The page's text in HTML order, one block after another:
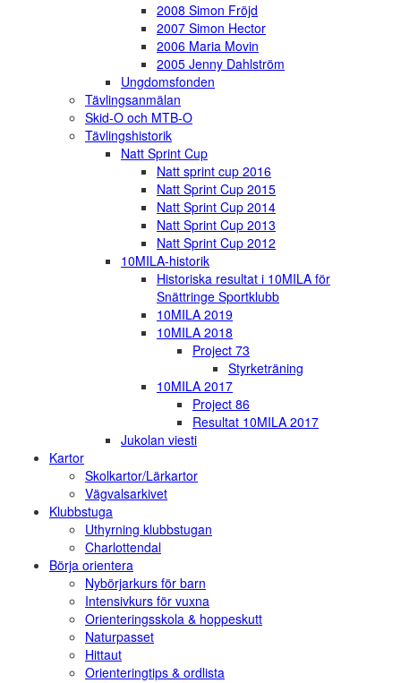
2008 Simon Fröjd
2007 Simon Hector
2006 Maria Movin
2005 Jenny Dahlström
Ungdomsfonden
Tävlingsanmälan
Skid-O och MTB-O
Tävlingshistorik
Natt Sprint Cup
Natt sprint cup 2016
Natt Sprint Cup 2015
Natt Sprint Cup 2014
Natt Sprint Cup 2013
Natt Sprint Cup 2012
10MILA-historik
Historiska resultat i 10MILA för
Snättringe Sportklubb
10MILA 2019
10MILA 2018
Project 73
Styrketräning
10MILA 2017
Project 86
Resultat 10MILA 2017
Jukolan viesti
Kartor
Skolkartor/Lärkartor
Vägvalsarkivet
Klubbstuga
Uthyrning klubbstugan
Charlottendal
Börja orientera
Nybörjarkurs för barn
Intensivkurs för vuxna
Orienteringsskola & hoppeskutt
Naturpasset
Hittaut
Orienteringtips & ordlista